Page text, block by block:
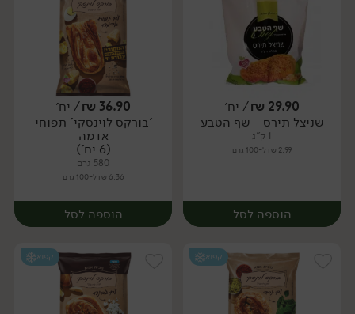
יח׳ יח׳
29.90
₪/ יח׳
שניצל תירס - שף הטבע
1 ק"ג
2.99 ₪ ל-100 גרם
הוספה לסל
36.90
₪/ יח׳
'בורקס לוינסקי' תפוחי
אדמה
(6 יח')
580 גרם
6.36 ₪ ל-100 גרם
הוספה לסל
קפוא קפוא